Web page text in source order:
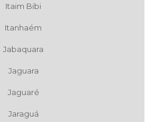
Itaim Bibi
Itanhaém
Jabaquara
Jaguara
Jaguaré
Jaraguá